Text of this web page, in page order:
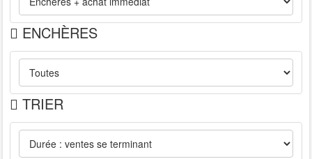
ENCHÈRES
TRIER